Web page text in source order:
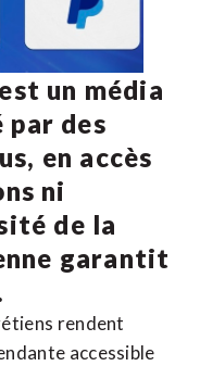
un média
par des
en accès
ni
de la
garantit
rendent
accessible